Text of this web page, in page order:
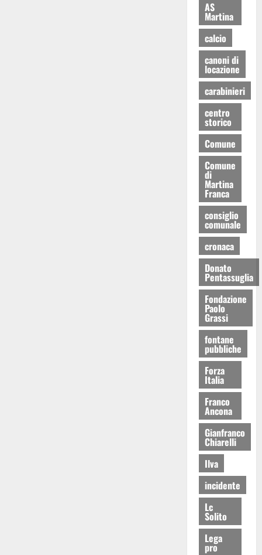
AS
Martina
calcio
canoni di
locazione
carabinieri
centro
storico
Comune
Comune
di
Martina
Franca
consiglio
comunale
cronaca
Donato
Pentassuglia
Fondazione
Paolo
Grassi
fontane
pubbliche
Forza
Italia
Franco
Ancona
Gianfranco
Chiarelli
Ilva
incidente
Lc
Solito
Lega
pro